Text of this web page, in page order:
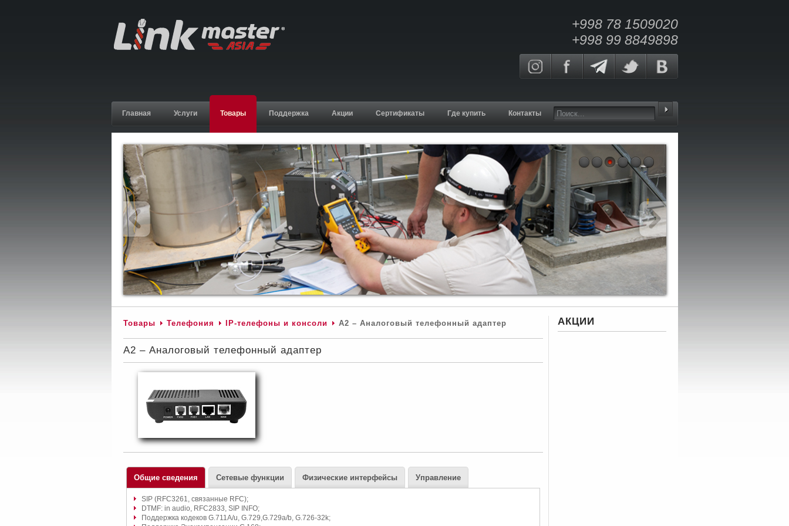
+998 78 1509020
+998 99 8849898
Главная Услуги Товары Поддержка Акции Сертификаты Где купить Контакты
Товары Телефония IP-телефоны и консоли A2 – Аналоговый телефонный адаптер
A2 – Аналоговый телефонный адаптер
Общие сведения
SIP (RFC3261, связанные RFC);
DTMF: in audio, RFC2833, SIP INFO;
Поддержка кодеков G.711A/u, G.729,G.729a/b, G.726-32k;
Сетевые функции Физические интерфейсы Управление
АКЦИИ